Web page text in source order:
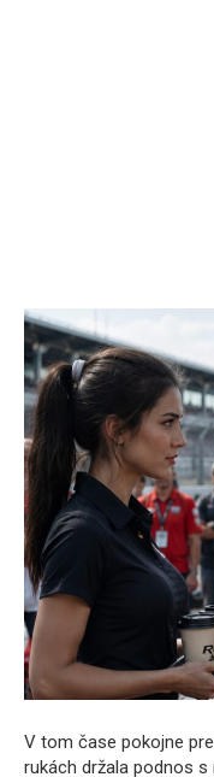
V tom čase pokojne
rukách držala podnos s